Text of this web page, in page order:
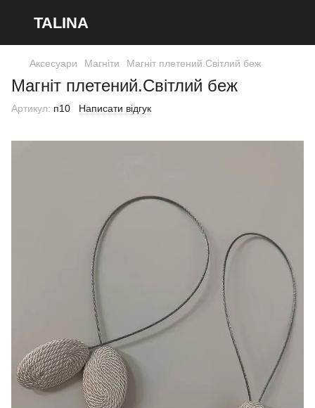
TALINA
Аксесуари Магніти Магніт плетений.Світлий беж
Магніт плетений.Світлий беж
Артикул: п10 Написати відгук